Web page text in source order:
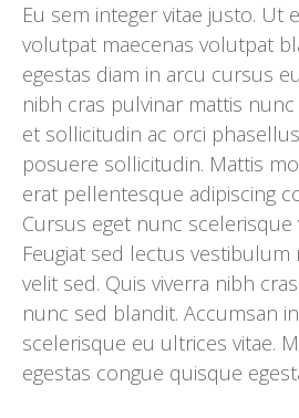
Eu sem integer vitae justo. Ut
volutpat maecenas volutpat
egestas diam in arcu cursus
nibh cras pulvinar mattis
et sollicitudin ac orci
posuere sollicitudin. Mattis
erat pellentesque adipiscing
Cursus eget nunc scelerisque
Feugiat sed lectus
velit sed. Quis viverra nibh
nunc sed blandit. Accumsan
scelerisque eu ultrices vitae.
egestas congue quisque